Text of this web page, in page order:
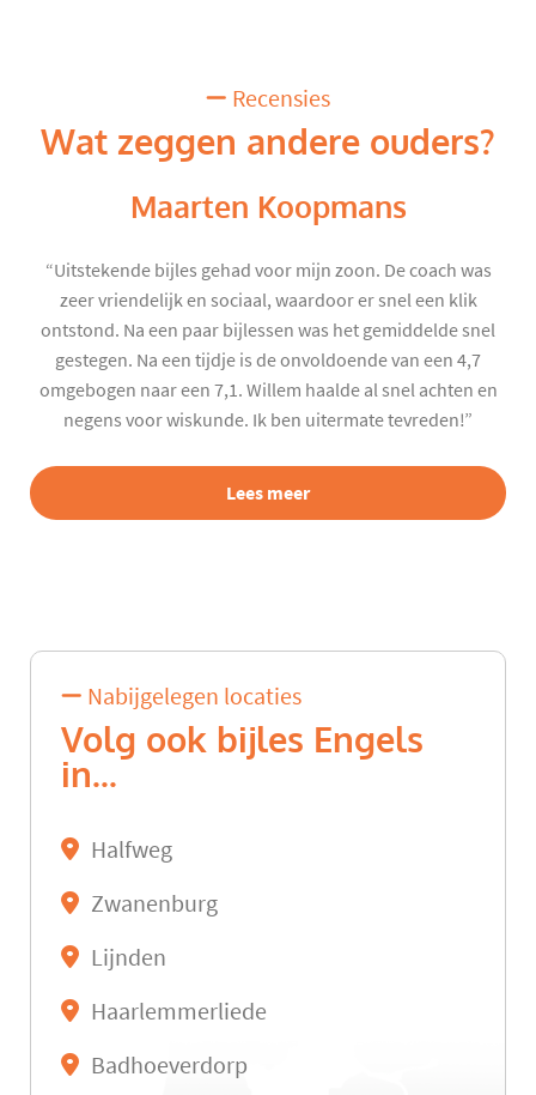
Recensies
Wat zeggen andere ouders?
Maarten Koopmans
“Uitstekende bijles gehad voor mijn zoon. De coach was
zeer vriendelijk en sociaal, waardoor er snel een klik
ontstond. Na een paar bijlessen was het gemiddelde snel
gestegen. Na een tijdje is de onvoldoende van een 4,7
omgebogen naar een 7,1. Willem haalde al snel achten en
negens voor wiskunde. Ik ben uitermate tevreden!”
Lees meer
Nabijgelegen locaties
Volg ook bijles Engels
in...
Halfweg
Zwanenburg
Lijnden
Haarlemmerliede
Badhoeverdorp